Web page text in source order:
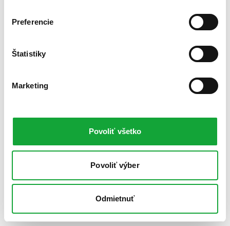
Preferencie
Štatistiky
Marketing
Povoliť všetko
Povoliť výber
Odmietnuť